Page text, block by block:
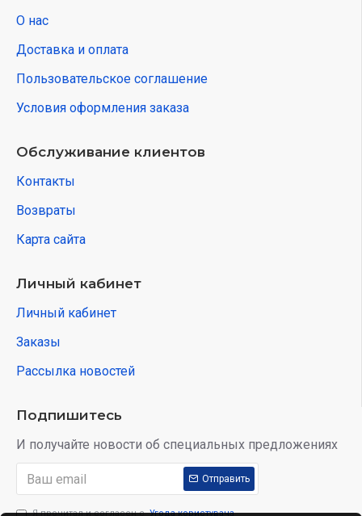
О нас
Доставка и оплата
Пользовательское соглашение
Условия оформления заказа
Обслуживание клиентов
Контакты
Возвраты
Карта сайта
Личный кабинет
Личный кабинет
Заказы
Рассылка новостей
Подпишитесь
И получайте новости об специальных предложениях
Отправить
Я прочитал и согласен с Угода користувача